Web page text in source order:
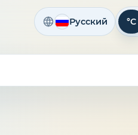
Русский °C